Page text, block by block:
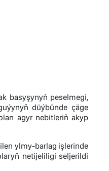
basyşynyň peselmegi,
düýbünde çäge
agyr nebitleriň akyp
ylmy-barlag işlerinde
netijeliligi seljerildi